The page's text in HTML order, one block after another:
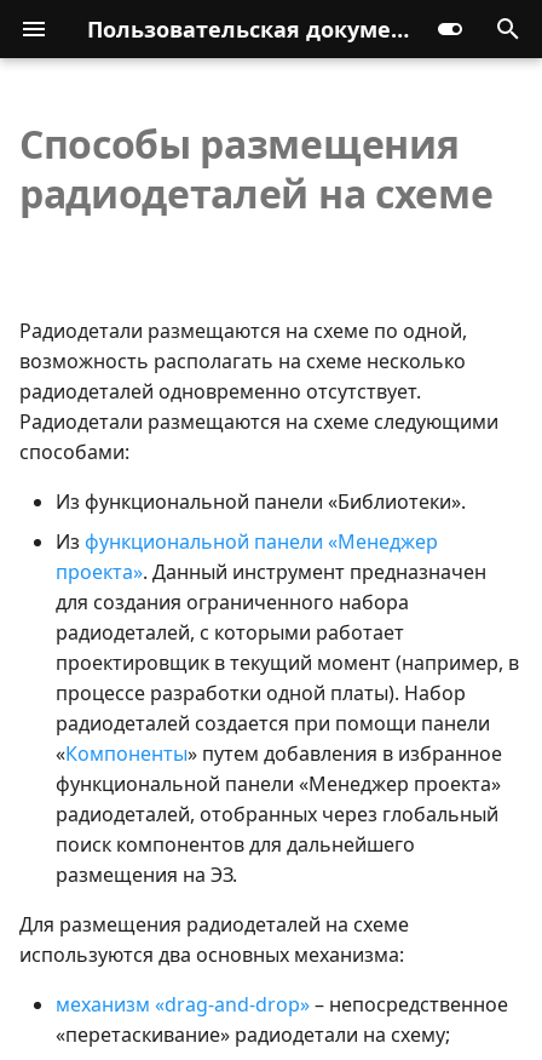
Пользовательская документация
Способы размещения
радиодеталей на схеме
Радиодетали размещаются на схеме по одной,
возможность располагать на схеме несколько
радиодеталей одновременно отсутствует.
Радиодетали размещаются на схеме следующими
способами:
Из функциональной панели «Библиотеки».
Из функциональной панели «Менеджер
проекта». Данный инструмент предназначен
для создания ограниченного набора
радиодеталей, с которыми работает
проектировщик в текущий момент (например, в
процессе разработки одной платы). Набор
радиодеталей создается при помощи панели
«Компоненты» путем добавления в избранное
функциональной панели «Менеджер проекта»
радиодеталей, отобранных через глобальный
поиск компонентов для дальнейшего
размещения на ЭЗ.
Для размещения радиодеталей на схеме
используются два основных механизма:
механизм «drag-and-drop»– непосредственное
«перетаскивание» радиодетали на схему;